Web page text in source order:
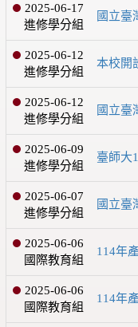
2025-06-17
進修學分組
國立臺
2025-06-12
進修學分組
本校開
2025-06-12
進修學分組
國立臺
2025-06-09
進修學分組
臺師大
2025-06-07
進修學分組
國立臺
2025-06-06
國際教育組
114年
2025-06-06
國際教育組
114年